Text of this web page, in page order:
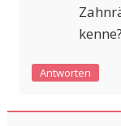
Antworten